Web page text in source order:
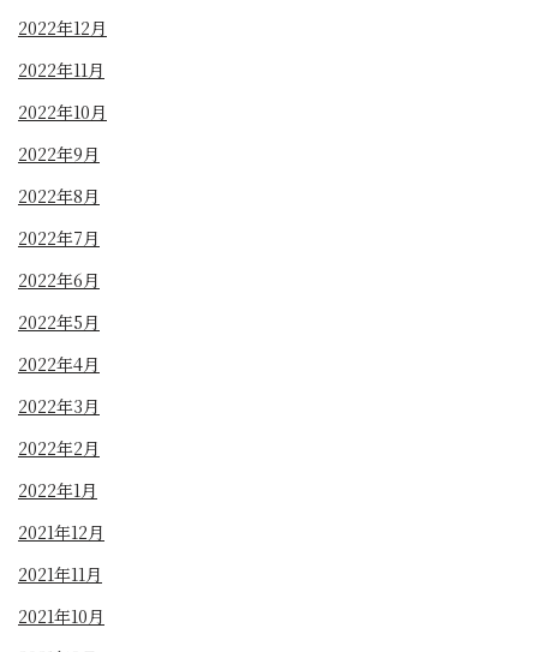
2022年12月
2022年11月
2022年10月
2022年9月
2022年8月
2022年7月
2022年6月
2022年5月
2022年4月
2022年3月
2022年2月
2022年1月
2021年12月
2021年11月
2021年10月